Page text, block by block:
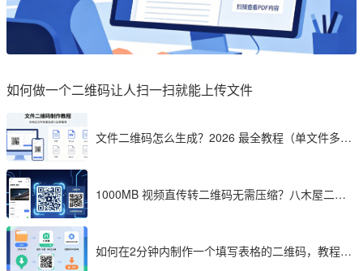
如何做一个二维码让人扫一扫就能上传文件
文件二维码怎么生成？2026 最全教程（单文件多文
1000MB 视频直传转二维码无需压缩？八木屋二维
如何在2分钟内制作一个填写表格的二维码，教程分